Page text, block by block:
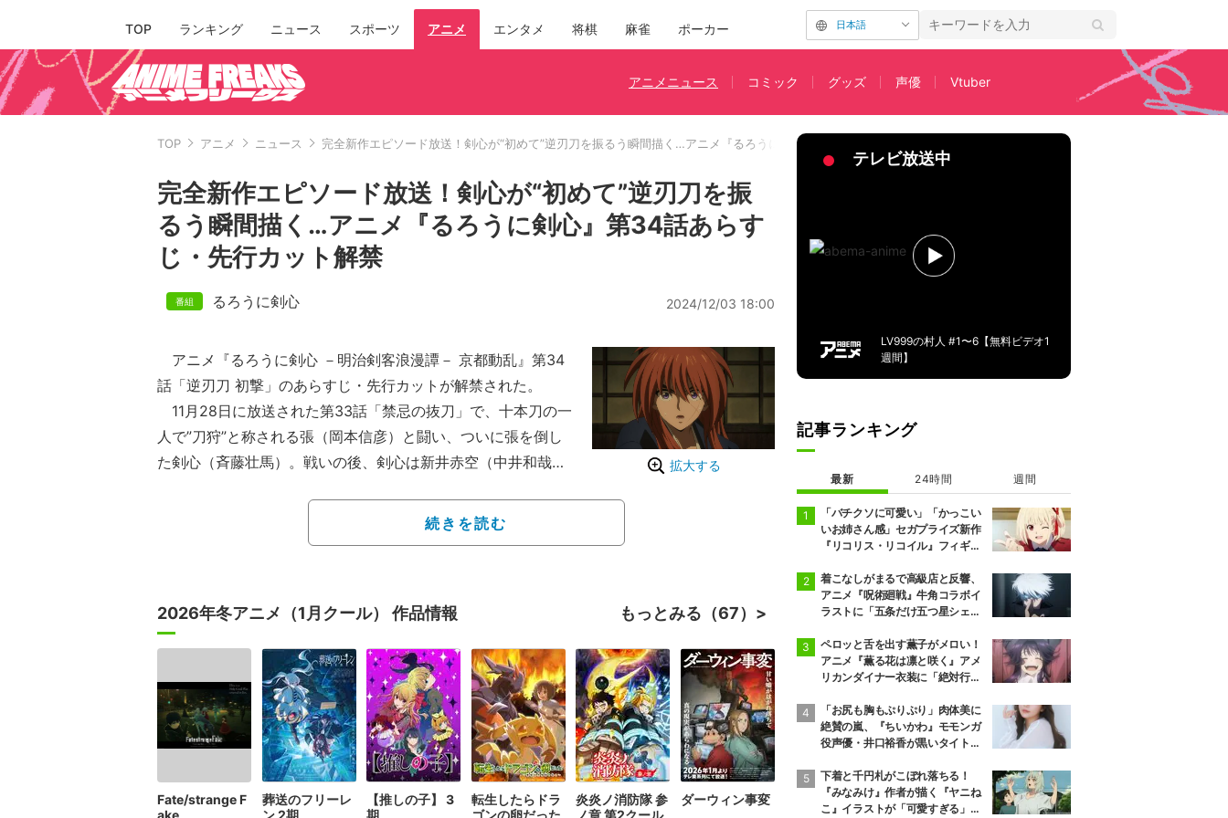
TOP ランキング ニュース スポーツ アニメ エンタメ 将棋 麻雀 ポーカー 日本語
アニメニュース コミック グッズ 声優 Vtuber
TOP アニメ ニュース 完全新作エピソード放送！剣心が“初めて”逆刃刀を振るう瞬間描く…アニメ『るろうに剣心』第34話あらすじ・先行カット解禁
完全新作エピソード放送！剣心が“初めて”逆刃刀を振
るう瞬間描く…アニメ『るろうに剣心』第34話あらす
じ・先行カット解禁
るろうに剣心 2024/12/03 18:00
拡大する
アニメ『るろうに剣心 －明治剣客浪漫譚－ 京都動乱』第34
話「逆刃刀 初撃」のあらすじ・先行カットが解禁された。
11月28日に放送された第33話「禁忌の抜刀」で、十本刀の一
人で”刀狩”と称される張（岡本信彦）と闘い、ついに張を倒し
た剣心（斉藤壮馬）。戦いの後、剣心は新井赤空（中井和哉）
第34話「逆刃刀 初撃」は、連載25周年記念るろうに剣心展
で、原作・和月伸宏氏が手がけたネームを基に構成。人斬り抜
なエピソードが描かれる。
続きを読む
2026年冬アニメ（1月クール） 作品情報 もっとみる（67）
Fate/strange F
ake
葬送のフリーレ
ン 2期
【推しの子】 3
期
転生したらドラ
ゴンの卵だった
炎炎ノ消防隊 参
ノ章 第2クール
ダーウィン事変
テレビ放送中
LV999の村人 #1〜6【無料ビデオ1
週間】
記事ランキング
最新 24時間 週間
「バチクソに可愛い」「かっこい
いお姉さん感」セガプライズ新作
『リコリス・リコイル』フィギュ
着こなしがまるで高級店と反響、
アニメ『呪術廻戦』牛角コラボイ
ラストに「五条だけ五つ星シェ
ペロッと舌を出す薫子がメロい！
アニメ『薫る花は凛と咲く』アメ
リカンダイナー衣装に「絶対行き
「お尻も胸もぷりぷり」肉体美に
絶賛の嵐、『ちいかわ』モモンガ
役声優・井口裕香が黒いタイトウ
下着と千円札がこぼれ落ちる！
『みなみけ』作者が描く『ヤニね
こ』イラストが「可愛すぎる」